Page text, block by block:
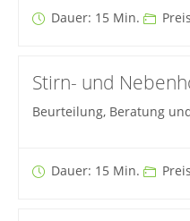
Dauer: 15 Min.
Stirn- und
Beurteilung, Beratung
Dauer: 15 Min.